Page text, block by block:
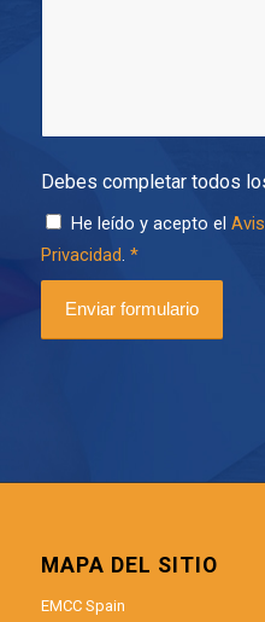
Debes completar todos
He leído y acepto el
Privacidad *
MAPA DEL SITIO
EMCC Spain